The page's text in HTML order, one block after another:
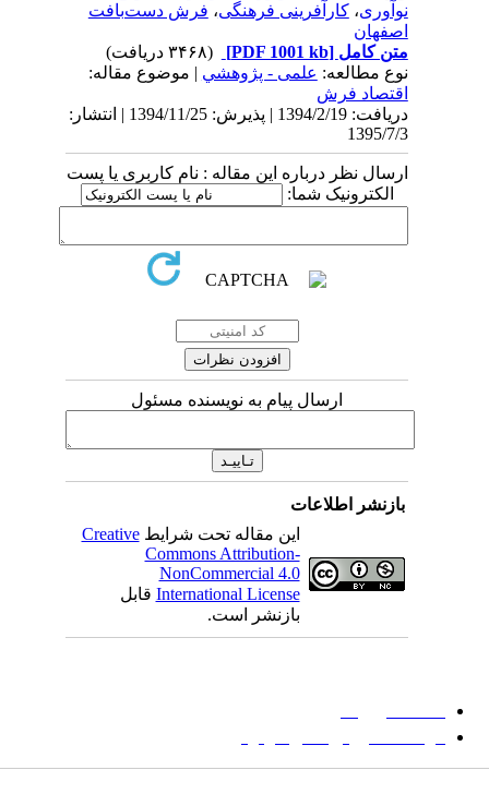
نوآوری،کارآفرینی فرهنگی،فرش دست‌بافت
اصفهان
متن کامل[PDF 1001 kb]
نوع مطالعه:علمی - پژوهشي| موضوع مقاله:
اقتصاد فرش
دریافت: 1394/2/19 | پذیرش: 1394/11/25 | انتشار:
1395/7/3
ارسال نظر درباره این مقاله : نام کاربری یا پست
الکترونیک شما:
ارسال پیام به نویسنده مسئول
بازنشر اطلاعات
این مقاله تحت شرایطCreative
Commons Attribution-
NonCommercial 4.0
International Licenseقابل
بازنشر است.
دانشگاه بیرجند
مؤسسه آموزش عالی فردوس